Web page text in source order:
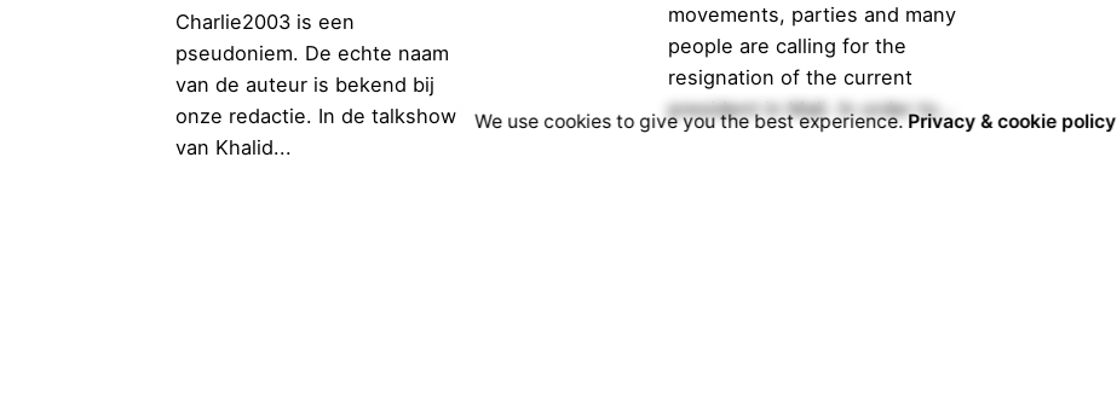
Charlie2003 is een
pseudoniem. De echte naam
van de auteur is bekend bij
onze redactie. In de talkshow
van Khalid...
movements, parties and many
people are calling for the
resignation of the current
president in Mali. In order to...
We use cookies to give you the best experience.Privacy & cookie policy